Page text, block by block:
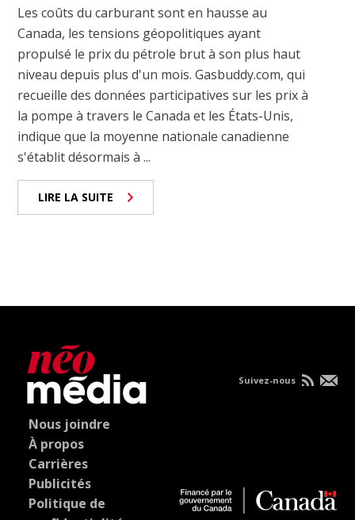
Les coûts du carburant sont en hausse au
Canada, les tensions géopolitiques ayant
propulsé le prix du pétrole brut à son plus haut
niveau depuis plus d'un mois. Gasbuddy.com, qui
recueille des données participatives sur les prix à
la pompe à travers le Canada et les États-Unis,
indique que la moyenne nationale canadienne
s'établit désormais à ...
LIRE LA SUITE
Nous joindre
À propos
Carrières
Publicités
Politique de
Suivez-nous